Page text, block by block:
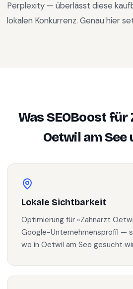
Perplexity — überlässt diese
lokalen Konkurrenz. Genau hier
Was SEOBoost für
Oetwil am See
Lokale Sichtbarkeit
Optimierung für «Zahnarzt
Google-Unternehmensprofil —
wo in Oetwil am See gesucht